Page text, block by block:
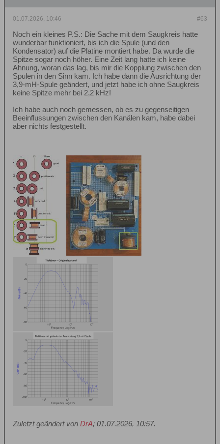
#63
01.07.2026, 10:46
Noch ein kleines P.S.: Die Sache mit dem Saugkreis hatte
wunderbar funktioniert, bis ich die Spule (und den
Kondensator) auf die Platine montiert habe. Da wurde die
Spitze sogar noch höher. Eine Zeit lang hatte ich keine
Ahnung, woran das lag, bis mir die Kopplung zwischen den
Spulen in den Sinn kam. Ich habe dann die Ausrichtung der
3,9-mH-Spule geändert, und jetzt habe ich ohne Saugkreis
keine Spitze mehr bei 2,2 kHz!
Ich habe auch noch gemessen, ob es zu gegenseitigen
Beeinflussungen zwischen den Kanälen kam, habe dabei
aber nichts festgestellt.
Zuletzt geändert von DrA; 01.07.2026, 10:57.